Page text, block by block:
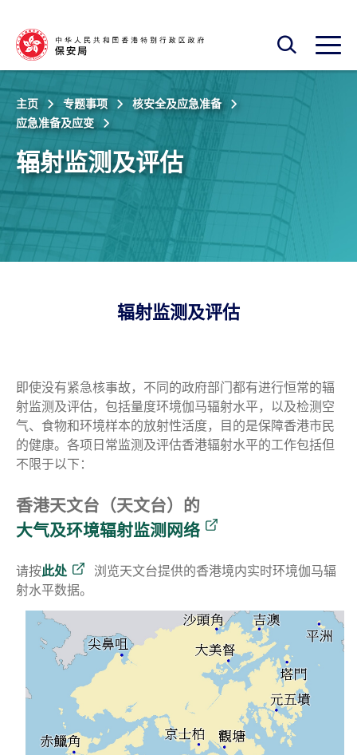
开启搜寻框
开启
主页 专题事项
核安全及应急准备
应急准备及应变
辐射监测及评估
辐射监测及评估
即使没有紧急核事故，不同的政府部门都有进行恒常的辐
射监测及评估，包括量度环境伽马辐射水平，以及检测空
气、食物和环境样本的放射性活度，目的是保障香港市民
的健康。各项日常监测及评估香港辐射水平的工作包括但
不限于以下：
香港天文台（天文台）的
大气及环境辐射监测网络
请按此处
浏览天文台提供的香港境内实时环境伽马辐
射水平数据。